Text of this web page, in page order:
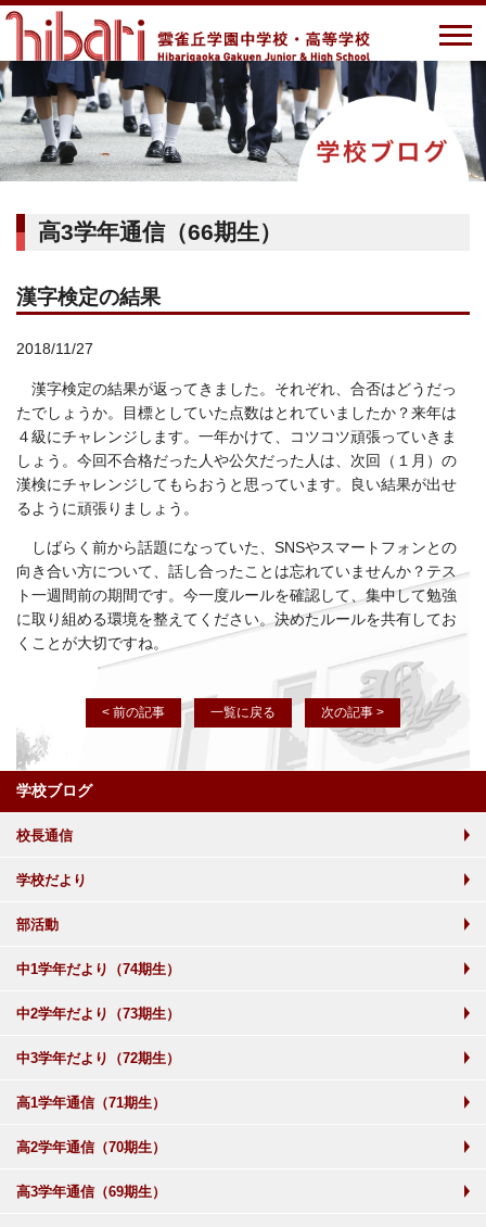
高3学年通信（66期生）
漢字検定の結果
2018/11/27
漢字検定の結果が返ってきました。それぞれ、合否はどうだっ
たでしょうか。目標としていた点数はとれていましたか？来年は
４級にチャレンジします。一年かけて、コツコツ頑張っていきま
しょう。今回不合格だった人や公欠だった人は、次回（１月）の
漢検にチャレンジしてもらおうと思っています。良い結果が出せ
るように頑張りましょう。
しばらく前から話題になっていた、SNSやスマートフォンとの
向き合い方について、話し合ったことは忘れていませんか？テス
ト一週間前の期間です。今一度ルールを確認して、集中して勉強
に取り組める環境を整えてください。決めたルールを共有してお
くことが大切ですね。
< 前の記事 一覧に戻る 次の記事 >
学校ブログ
校長通信
学校だより
部活動
中1学年だより（74期生）
中2学年だより（73期生）
中3学年だより（72期生）
高1学年通信（71期生）
高2学年通信（70期生）
高3学年通信（69期生）